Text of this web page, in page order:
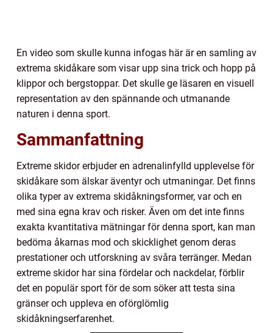
En video som skulle kunna infogas här är en samling av
extrema skidåkare som visar upp sina trick och hopp på
klippor och bergstoppar. Det skulle ge läsaren en visuell
representation av den spännande och utmanande
naturen i denna sport.
Sammanfattning
Extreme skidor erbjuder en adrenalinfylld upplevelse för
skidåkare som älskar äventyr och utmaningar. Det finns
olika typer av extrema skidåkningsformer, var och en
med sina egna krav och risker. Även om det inte finns
exakta kvantitativa mätningar för denna sport, kan man
bedöma åkarnas mod och skicklighet genom deras
prestationer och utforskning av svåra terränger. Medan
extreme skidor har sina fördelar och nackdelar, förblir
det en populär sport för de som söker att testa sina
gränser och uppleva en oförglömlig
skidåkningserfarenhet.